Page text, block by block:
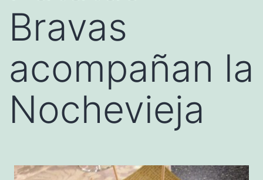
Bravas
acompañan la
Nochevieja